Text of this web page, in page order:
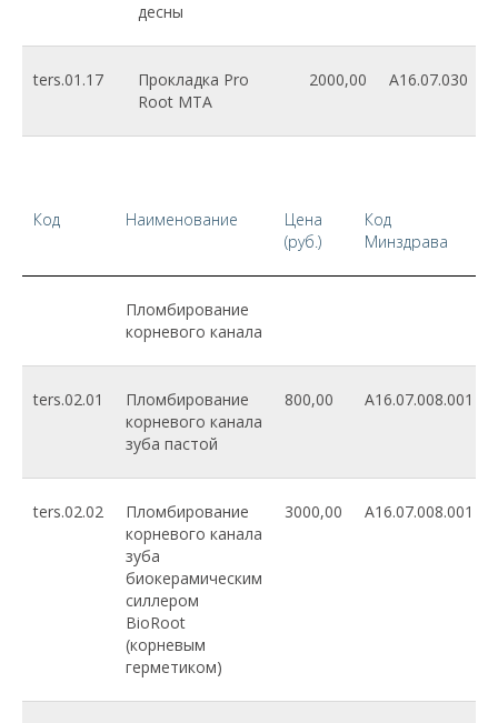
десны
ters.01.17
Прокладка Pro
Root MTA
2000,00 A16.07.030
Код Наименование
Цена
(руб.)
Код
Минздрава
Пломбирование
корневого канала
ters.02.01
Пломбирование
корневого канала
зуба пастой
800,00 A16.07.008.001
ters.02.02
Пломбирование
корневого канала
зуба
биокерамическим
силлером
BioRoot
(корневым
герметиком)
3000,00 A16.07.008.001